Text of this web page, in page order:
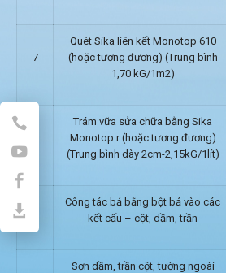
7
Quét Sika liên kết Monotop 610
(hoặc tương đương) (Trung bình
1,70 kG/1m2)
Trám vữa sửa chữa bằng Sika
Monotop r (hoặc tương đương)
(Trung bình dày 2cm-2,15kG/1lít)
Công tác bả bằng bột bả vào các
kết cấu – cột, dầm, trần
Sơn dầm, trần cột, tường ngoài